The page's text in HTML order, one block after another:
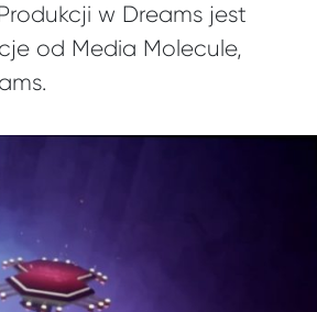
w Dreams jest
od Media Molecule,